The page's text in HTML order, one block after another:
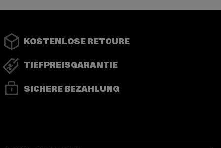
KOSTENLOSE RETOURE
TIEFPREISGARANTIE
SICHERE BEZAHLUNG